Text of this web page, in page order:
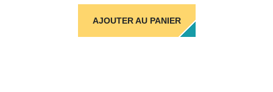
AJOUTER AU PANIER